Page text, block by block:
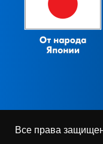
Все права